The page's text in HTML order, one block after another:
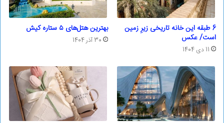
6 طبقه این خانه تاریخی زیرِ زمین
است/ عکس
11 دی 1404
بهترین هتل‌های ۵ ستاره کیش
30 آذر 1404